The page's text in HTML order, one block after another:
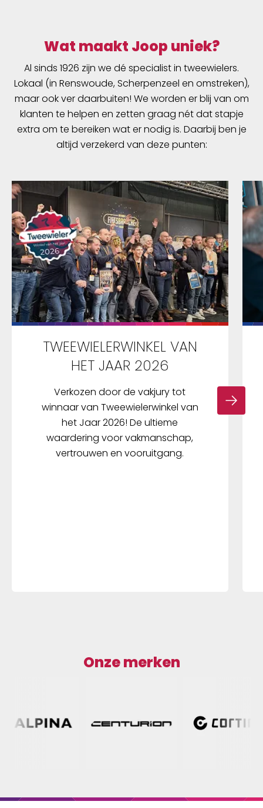
vernieuwde studies en heeft naast de
eigenschappen als smeermiddel, ook de
eigenschappen van een gripper met
ongeëvenaarde kwaliteit in zijn klasse. Ook is
de Bio Grease zeer resistent tegen water. Dit
heeft als voordeel dat het corrosie helpt te
voorkomen, frictie weet te verminderen en de
prestaties ...
Wat maakt Joop uniek?
Al sinds 1926 zijn we dé specialist in tweewielers.
Lokaal (in Renswoude, Scherpenzeel en omstreken),
maar ook ver daarbuiten! We worden er blij van om
klanten te helpen en zetten graag nét dat stapje
extra om te bereiken wat er nodig is. Daarbij ben je
altijd verzekerd van deze punten:
TWEEWIELERWINKEL VAN
HET JAAR 2026
Verkozen door de vakjury tot
winnaar van Tweewielerwinkel van
het Jaar 2026! De ultieme
waardering voor vakmanschap,
vertrouwen en vooruitgang.
Onze merken